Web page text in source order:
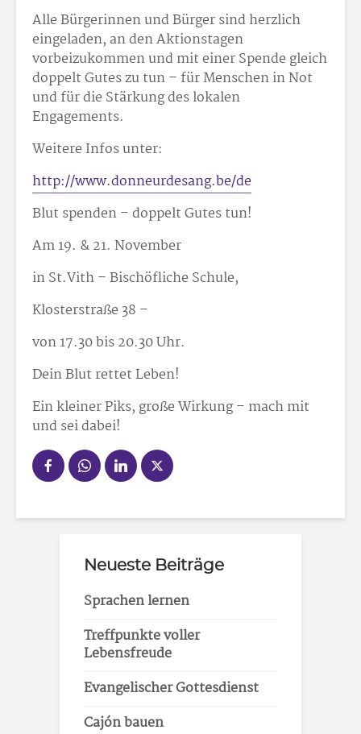
Alle Bürgerinnen und Bürger sind herzlich
eingeladen, an den Aktionstagen
vorbeizukommen und mit einer Spende gleich
doppelt Gutes zu tun – für Menschen in Not
und für die Stärkung des lokalen
Engagements.
Weitere Infos unter:
http://www.donneurdesang.be/de
Blut spenden – doppelt Gutes tun!
Am 19. & 21. November
in St.Vith – Bischöfliche Schule,
Klosterstraße 38 –
von 17.30 bis 20.30 Uhr.
Dein Blut rettet Leben!
Ein kleiner Piks, große Wirkung – mach mit
und sei dabei!
Neueste Beiträge
Sprachen lernen
Treffpunkte voller
Lebensfreude
Evangelischer Gottesdienst
Cajón bauen